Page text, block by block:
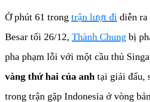
Ở phút 61 trong trận lượt đi diễn ra
Besar tối 26/12, Thành Chung bị
pha phạm lỗi với một cầu thủ
vàng thứ hai của anh tại giải đấu,
trong trận gặp Indonesia ở vòng